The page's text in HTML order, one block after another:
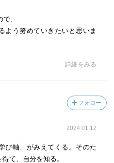
、
よう努めていきたいと思いま
詳細をみる
フォロー
2024.01.12
び軸」がみえてくる。そのた
て、自分を知る。